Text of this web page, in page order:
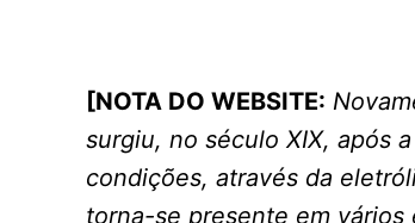
[NOTA DO WEBSITE:
surgiu, no século XIX, após
condições, através da
torna-se presente em